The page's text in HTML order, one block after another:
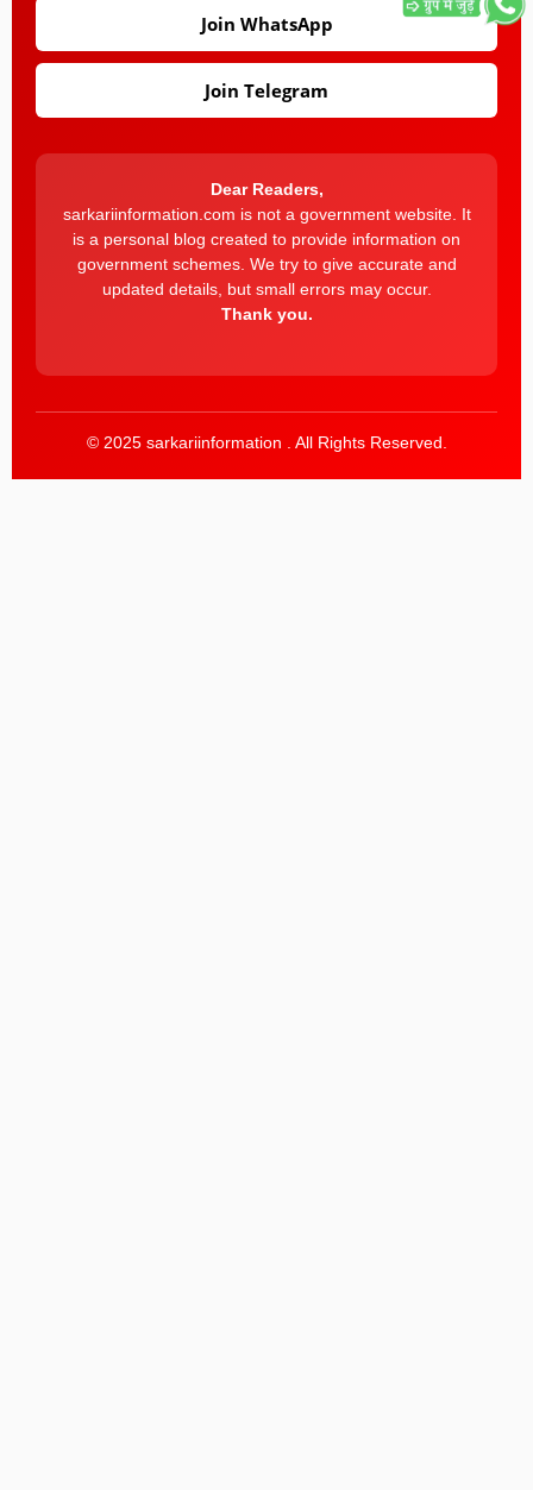
Join WhatsApp
Join Telegram
Dear Readers,
sarkariinformation.com is not a government website. It
is a personal blog created to provide information on
government schemes. We try to give accurate and
updated details, but small errors may occur.
Thank you.
© 2025 sarkariinformation . All Rights Reserved.